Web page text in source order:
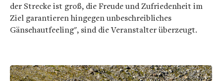
der Strecke ist groß, die Freude und Zufriedenheit im
Ziel garantieren hingegen unbeschreibliches
Gänsehautfeeling", sind die Veranstalter überzeugt.